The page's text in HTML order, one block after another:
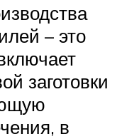
– это
заготовки
в